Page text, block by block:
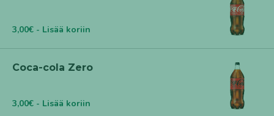
3,00€ - Lisää koriin
Coca-cola Zero
3,00€ - Lisää koriin